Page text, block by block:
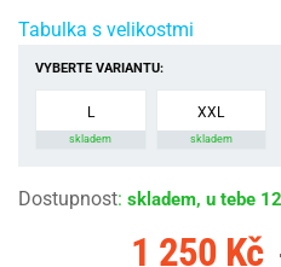
Tabulka s velikostmi
VYBERTE VARIANTU:
L
skladem
XXL
skladem
Dostupnost: skladem, u tebe
1 250 Kč